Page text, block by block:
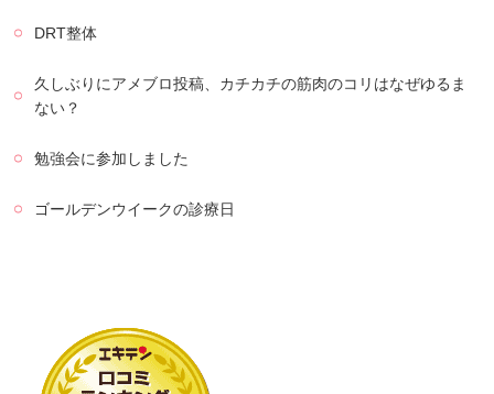
DRT整体
久しぶりにアメブロ投稿、カチカチの筋肉のコリはなぜゆるま
ない？
勉強会に参加しました
ゴールデンウイークの診療日